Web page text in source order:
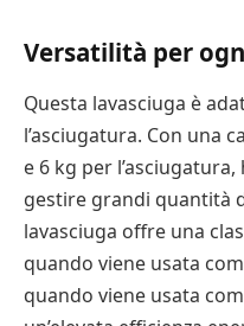
Versatilità per
Questa lavasciuga è
l’asciugatura. Con una
e 6 kg per
gestire grandi quantità
lavasciuga offre una
quando viene usata
quando viene usata